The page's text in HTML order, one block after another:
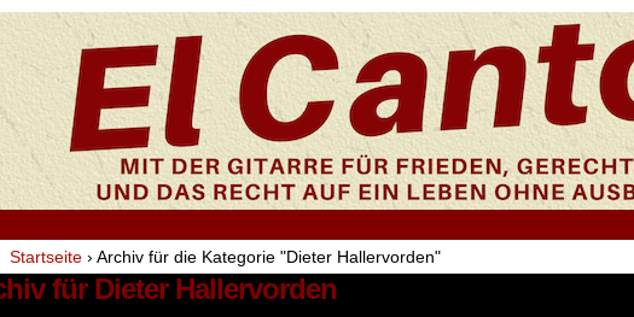
Startseite › Archiv für die Kategorie "Dieter Hallervorden"
für Dieter Hallervorden